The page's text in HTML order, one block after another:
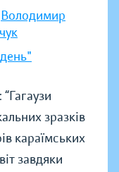
Володимир
зразків
караїмських
завдяки